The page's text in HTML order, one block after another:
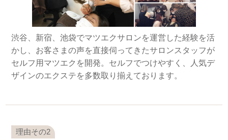
渋谷、新宿、池袋でマツエクサロンを運営した経験を活
かし、お客さまの声を直接伺ってきたサロンスタッフが
セルフ用マツエクを開発。セルフでつけやすく、人気デ
ザインのエクステを多数取り揃えております。